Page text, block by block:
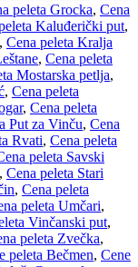
peleta Grocka, Cena
Kaluđerički put,
, Cena peleta Kralja
, Cena peleta
Mostarska petlja,
, Cena peleta
, Cena peleta
Put za Vinču, Cena
Rvati, Cena peleta
peleta Savski
, Cena peleta Stari
, Cena peleta
peleta Umčari,
Vinčanski put,
peleta Zvečka,
peleta Bečmen, Cene